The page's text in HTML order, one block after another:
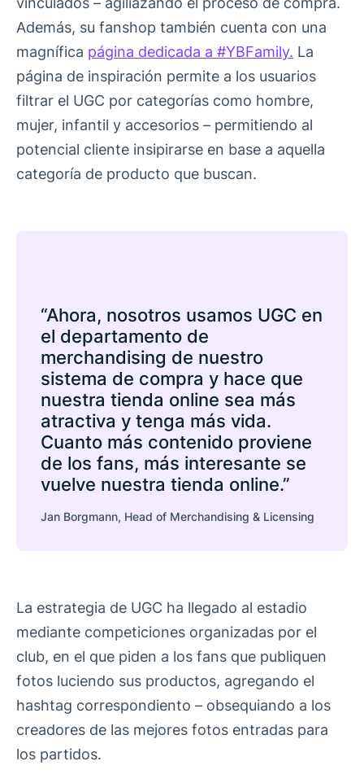
Además, su fanshop también cuenta con una
magnífica página dedicada a #YBFamily. La
página de inspiración permite a los usuarios
filtrar el UGC por categorías como hombre,
mujer, infantil y accesorios – permitiendo al
potencial cliente insipirarse en base a aquella
categoría de producto que buscan.
“Ahora, nosotros usamos UGC en
el departamento de
merchandising de nuestro
sistema de compra y hace que
nuestra tienda online sea más
atractiva y tenga más vida.
Cuanto más contenido proviene
de los fans, más interesante se
vuelve nuestra tienda online.”
Jan Borgmann, Head of Merchandising & Licensing
La estrategia de UGC ha llegado al estadio
mediante competiciones organizadas por el
club, en el que piden a los fans que publiquen
fotos luciendo sus productos, agregando el
hashtag correspondiento – obsequiando a los
creadores de las mejores fotos entradas para
los partidos.